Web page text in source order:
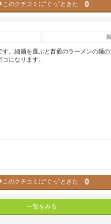
このクチコミに“ぐっ”ときた 0
。細麺を選ぶと普通のラーメンの麺
になります。
このクチコミに“ぐっ”ときた 0
一覧をみる